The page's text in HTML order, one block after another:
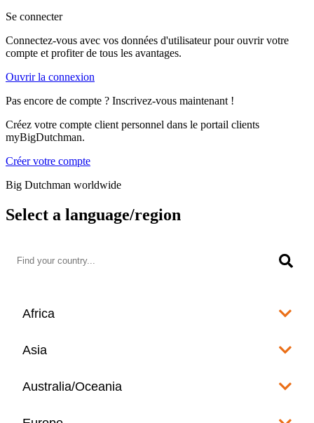
Se connecter
Connectez-vous avec vos données d'utilisateur pour ouvrir votre
compte et profiter de tous les avantages.
Ouvrir la connexion
Pas encore de compte ? Inscrivez-vous maintenant !
Créez votre compte client personnel dans le portail clients
myBigDutchman.
Créer votre compte
Big Dutchman worldwide
Select a language/region
Africa
Angola
Asia
Afghanistan
Australia/Oceania